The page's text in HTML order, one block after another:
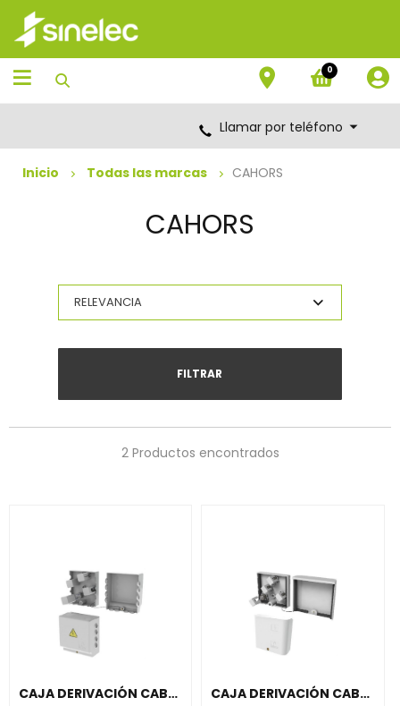
Saltar
contenido
Saltar
menú
de
navegación
0
Llamar por teléfono
Inicio Todas las marcas CAHORS
CAHORS
FILTRAR
2 Productos encontrados
CAJA DERIVACIÓN CABLE PASO 150mm² DERIVACIÓN MAX CAJA DERIVACIÓN CABLE PASO 95mm² DERIVACIÓN MAX